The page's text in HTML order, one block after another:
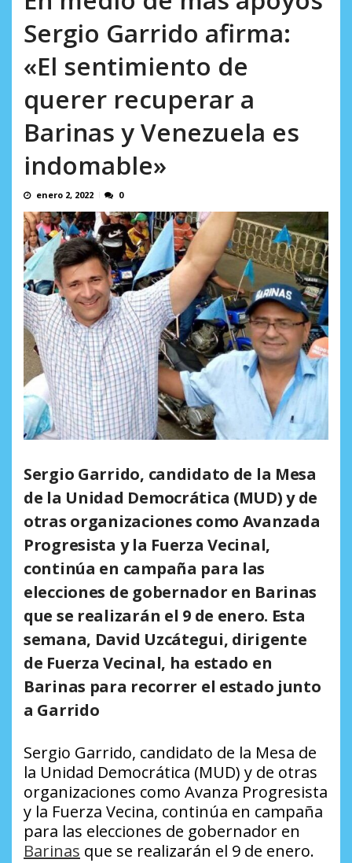
Sergio Garrido afirma:
«El sentimiento de
querer recuperar a
Barinas y Venezuela es
indomable»
enero 2, 2022 0
Sergio Garrido, candidato de la Mesa
de la Unidad Democrática (MUD) y de
otras organizaciones como Avanzada
Progresista y la Fuerza Vecinal,
continúa en campaña para las
elecciones de gobernador en Barinas
que se realizarán el 9 de enero. Esta
semana, David Uzcátegui, dirigente
de Fuerza Vecinal, ha estado en
Barinas para recorrer el estado junto
a Garrido
Sergio Garrido, candidato de la Mesa de
la Unidad Democrática (MUD) y de otras
organizaciones como Avanza Progresista
y la Fuerza Vecina, continúa en campaña
para las elecciones de gobernador en
Barinas que se realizarán el 9 de enero.